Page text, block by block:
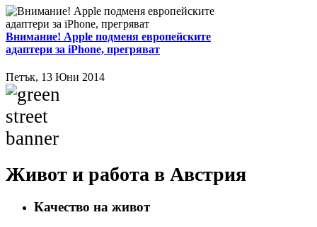
Внимание! Apple подменя европейските
адаптери за iPhone, прегряват
Петък, 13 Юни 2014
Живот и работа в Австрия
Качество на живот